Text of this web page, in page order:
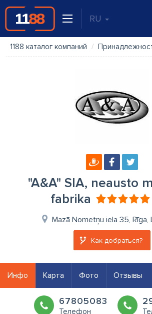
RU
1188 каталог компаний
"A&A" SIA, neausto
fabrika
Mazā Nometņu iela 35, Rīga,
Как добраться?
Инфо Карта Фото Отзывы
67805083
Телефон